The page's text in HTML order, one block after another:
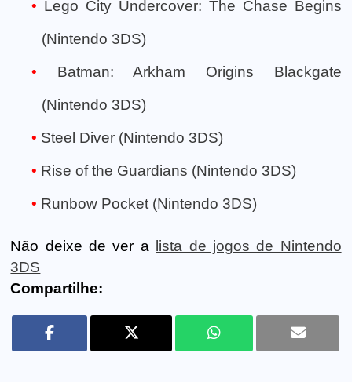
Lego City Undercover: The Chase Begins
(Nintendo 3DS)
Batman: Arkham Origins Blackgate
(Nintendo 3DS)
Steel Diver (Nintendo 3DS)
Rise of the Guardians (Nintendo 3DS)
Runbow Pocket (Nintendo 3DS)
Não deixe de ver a
lista de jogos de Nintendo
3DS
Compartilhe: